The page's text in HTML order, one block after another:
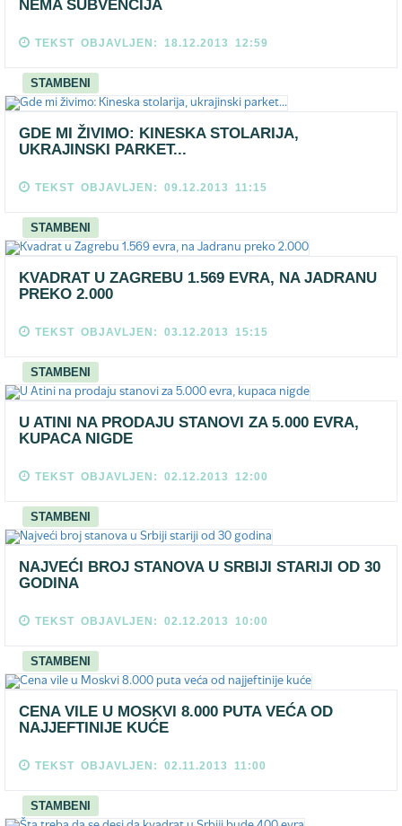
NEMA SUBVENCIJA
TEKST OBJAVLJEN: 18.12.2013 12:59
STAMBENI
GDE MI ŽIVIMO: KINESKA STOLARIJA,
UKRAJINSKI PARKET...
TEKST OBJAVLJEN: 09.12.2013 11:15
STAMBENI
KVADRAT U ZAGREBU 1.569 EVRA, NA JADRANU
PREKO 2.000
TEKST OBJAVLJEN: 03.12.2013 15:15
STAMBENI
U ATINI NA PRODAJU STANOVI ZA 5.000 EVRA,
KUPACA NIGDE
TEKST OBJAVLJEN: 02.12.2013 12:00
STAMBENI
NAJVEĆI BROJ STANOVA U SRBIJI STARIJI OD 30
GODINA
TEKST OBJAVLJEN: 02.12.2013 10:00
STAMBENI
CENA VILE U MOSKVI 8.000 PUTA VEĆA OD
NAJJEFTINIJE KUĆE
TEKST OBJAVLJEN: 02.11.2013 11:00
STAMBENI